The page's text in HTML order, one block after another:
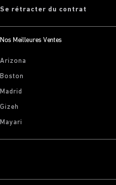
Se rétracter du contrat
Nos Meilleures Ventes
Arizona
Boston
Madrid
Gizeh
Mayari